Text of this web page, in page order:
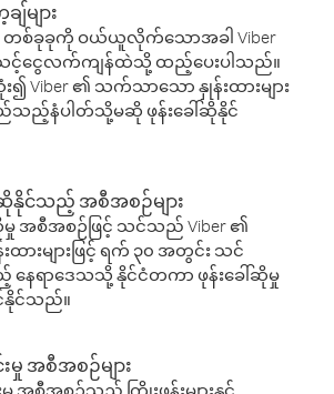
များ
စ်ခုခုကို ဝယ်ယူလိုက်သောအခါ Viber
င့်ငွေလက်ကျန်ထဲသို့ ထည့်ပေးပါသည်။
Viber ၏ သက်သာသော နှုန်းထားများ
မည်သည့်နံပါတ်သို့မဆို ဖုန်းခေါ်ဆိုနိုင်
ဆိုနိုင်သည့် အစီအစဉ်များ
မှု အစီအစဉ်ဖြင့် သင်သည် Viber ၏
ားများဖြင့် ရက် ၃၀ အတွင်း သင်
ေရာဒေသသို့ နိုင်ငံတကာ ဖုန်းခေါ်ဆိုမှု
နိုင်သည်။
မှု အစီအစဉ်များ